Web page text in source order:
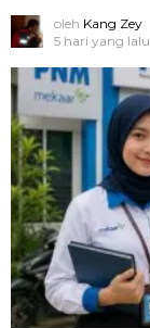
oleh Kang Zey
5 hari yang lalu